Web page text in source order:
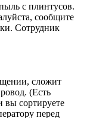
с плинтусов.
сообщите
Сотрудник
сложит
(Есть
вы сортируете
перед